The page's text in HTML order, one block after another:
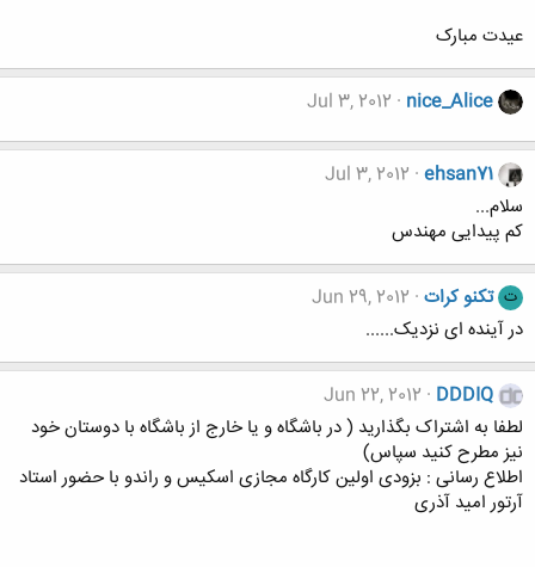
عیدت مبارک
nice_Alice
Jul 3, 2012
ehsan71
Jul 3, 2012
سلام...
کم پیدایی مهندس
ت تکنو کرات Jun 29, 2012
در آینده ای نزدیک......
DDDIQ
Jun 22, 2012
لطفا به اشتراک بگذارید ( در باشگاه و یا خارج از باشگاه با دوستان خود
نیز مطرح کنید سپاس)
اطلاع رسانی : بزودی اولین کارگاه مجازی اسکیس و راندو با حضور استاد
آرتور امید آذری